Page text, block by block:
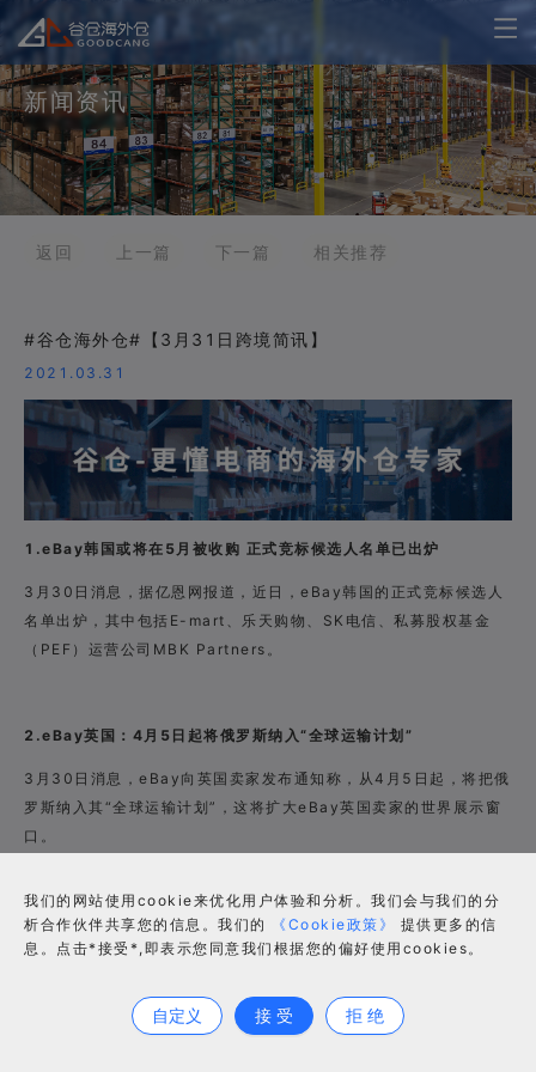
新闻资讯
返回 上一篇 下一篇 相关推荐
#谷仓海外仓#【3月31日跨境简讯】
2021.03.31
1.eBay韩国或将在5月被收购 正式竞标候选人名单已出炉
3月30日消息，据亿恩网报道，近日，eBay韩国的正式竞标候选人
名单出炉，其中包括E-mart、乐天购物、SK电信、私募股权基金
（PEF）运营公司MBK Partners。
2.eBay英国：4月5日起将俄罗斯纳入“全球运输计划”
3月30日消息，eBay向英国卖家发布通知称，从4月5日起，将把俄
罗斯纳入其“全球运输计划”，这将扩大eBay英国卖家的世界展示窗
口。
3.2020年Shopee平台日本跨境店铺数量增长超四倍
长。数据显示，去年Shopee平台的日本跨境店铺数量比前一年增加
了四倍以上。2018年，Shopee开始面向日本招商，日本企业可入
我们的网站使用cookie来优化用户体验和分析。我们会与我们的分
析合作伙伴共享您的信息。我们的
《Cookie政策》
提供更多的信
息。点击*接受*,即表示您同意我们根据您的偏好使用cookies。
自定义 接 受 拒 绝